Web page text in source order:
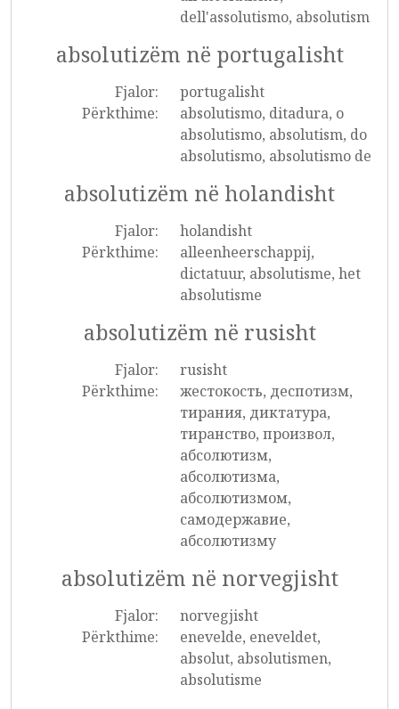
dell'assolutismo, absolutism
absolutizëm në portugalisht
Fjalor:
portugalisht
Përkthime:
absolutismo, ditadura, o
absolutismo, absolutism, do
absolutismo, absolutismo de
absolutizëm në holandisht
Fjalor:
holandisht
Përkthime:
alleenheerschappij,
dictatuur, absolutisme, het
absolutisme
absolutizëm në rusisht
Fjalor:
rusisht
Përkthime:
жестокость, деспотизм,
тирания, диктатура,
тиранство, произвол,
абсолютизм,
абсолютизма,
абсолютизмом,
самодержавие,
абсолютизму
absolutizëm në norvegjisht
Fjalor:
norvegjisht
Përkthime:
enevelde, eneveldet,
absolut, absolutismen,
absolutisme